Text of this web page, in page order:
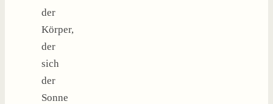
der
Körper,
der
sich
der
Sonne